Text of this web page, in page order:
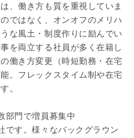
、働き方も質を重視していま
ではなく、オンオフのメリハ
な風土・制度作りに励んでい
を両立する社員が多く在籍し
働き方変更（時短勤務・在宅
。フレックスタイム制や在宅
。
部門で増員募集中
です。様々なバックグラウン